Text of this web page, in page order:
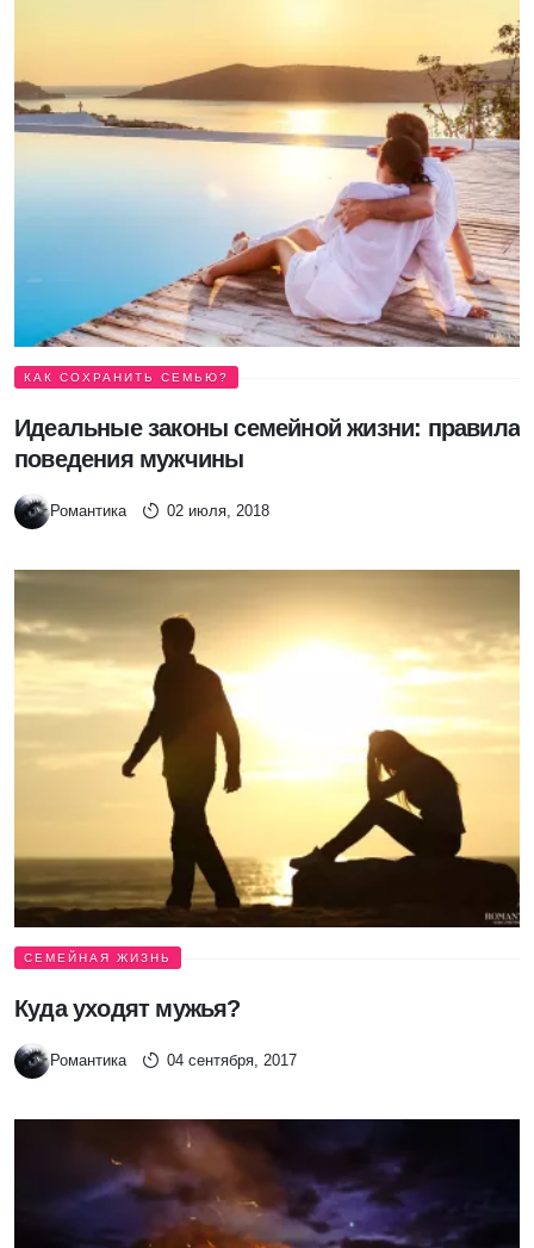
КАК СОХРАНИТЬ СЕМЬЮ?
Идеальные законы семейной жизни: правила
поведения мужчины
Романтика 02 июля, 2018
СЕМЕЙНАЯ ЖИЗНЬ
Куда уходят мужья?
Романтика 04 сентября, 2017